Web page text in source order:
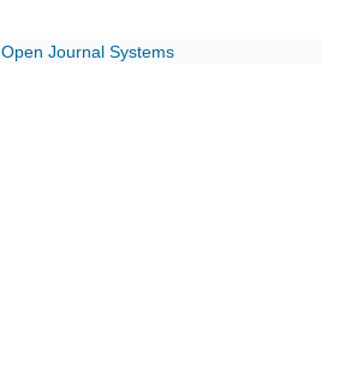
Open Journal Systems